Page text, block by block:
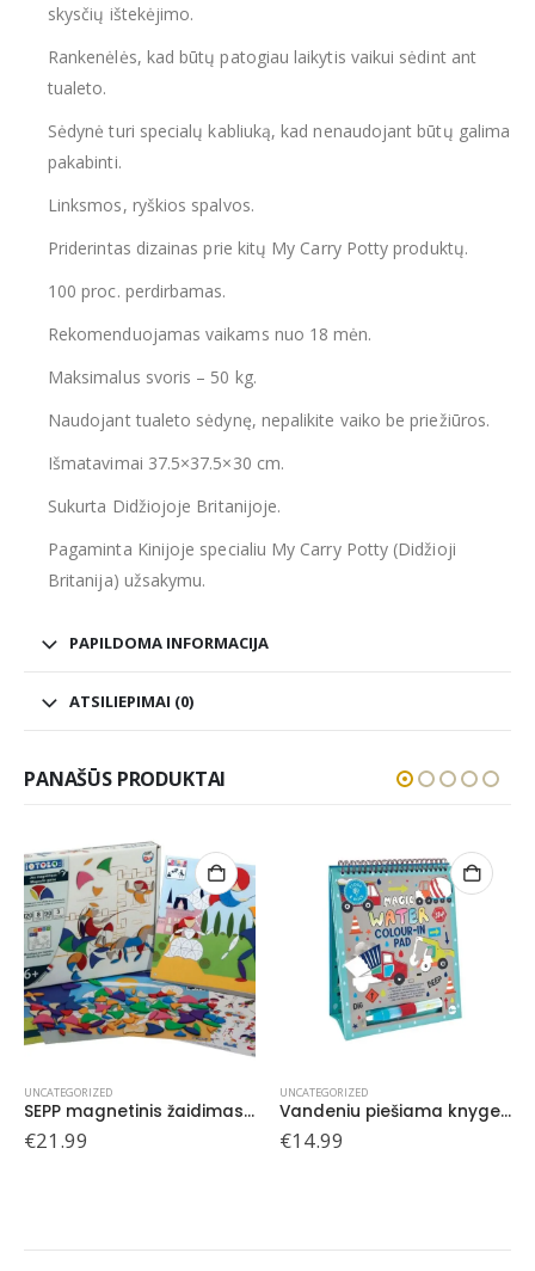
skysčių ištekėjimo.
Rankenėlės, kad būtų patogiau laikytis vaikui sėdint ant
tualeto.
Sėdynė turi specialų kabliuką, kad nenaudojant būtų galima
pakabinti.
Linksmos, ryškios spalvos.
Priderintas dizainas prie kitų My Carry Potty produktų.
100 proc. perdirbamas.
Rekomenduojamas vaikams nuo 18 mėn.
Maksimalus svoris – 50 kg.
Naudojant tualeto sėdynę, nepalikite vaiko be priežiūros.
Išmatavimai 37.5×37.5×30 cm.
Sukurta Didžiojoje Britanijoje.
Pagaminta Kinijoje specialiu My Carry Potty (Didžioji
Britanija) užsakymu.
PAPILDOMA INFORMACIJA
ATSILIEPIMAI (0)
PANAŠŪS PRODUKTAI
UNCATEGORIZED
Vandeniu piešiama knygelė, Statybos
€14.99
UNCATEGORIZED
Neslystantis laiptelis, Rožinis drakonas
€15.99